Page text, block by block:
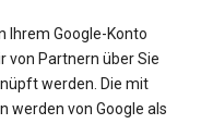
Ihrem Google-Konto
von Partnern über Sie
werden. Die mit
werden von Google als